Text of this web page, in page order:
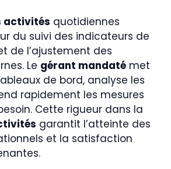
activités quotidiennes
du suivi des indicateurs de
de l’ajustement des
Le gérant mandaté met
de bord, analyse les
rapidement les mesures
Cette rigueur dans la
garantit l’atteinte des
et la satisfaction